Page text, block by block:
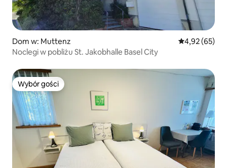
Dom w: Muttenz Średnia
4,92 (65)
Noclegi w pobliżu St. Jakobhalle Basel City
Wybór gości
Wybór gości